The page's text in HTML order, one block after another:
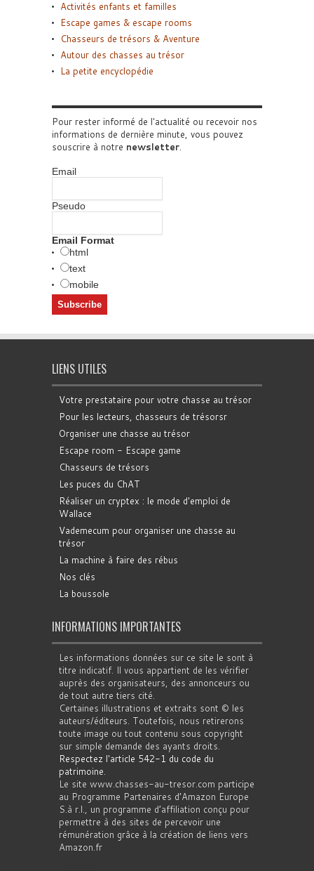
Activités enfants et familles
Escape games & escape rooms
Chasseurs de trésors & Aventure
Autour des chasses au trésor
La petite encyclopédie
Pour rester informé de l'actualité ou recevoir nos
informations de dernière minute, vous pouvez
souscrire à notre newsletter.
Email
Pseudo
Email Format
html
text
mobile
LIENS UTILES
Votre prestataire pour votre chasse au trésor
Pour les lecteurs, chasseurs de trésorsr
Organiser une chasse au trésor
Escape room - Escape game
Chasseurs de trésors
Les puces du ChAT
Réaliser un cryptex : le mode d'emploi de
Wallace
Vademecum pour organiser une chasse au
trésor
La machine à faire des rébus
Nos clés
La boussole
INFORMATIONS IMPORTANTES
Les informations données sur ce site le sont à
titre indicatif. Il vous appartient de les vérifier
auprès des organisateurs, des annonceurs ou
de tout autre tiers cité.
Certaines illustrations et extraits sont © les
auteurs/éditeurs. Toutefois, nous retirerons
toute image ou tout contenu sous copyright
sur simple demande des ayants droits.
Respectez l'article 542-1 du code du
patrimoine.
Le site www.chasses-au-tresor.com participe
au Programme Partenaires d’Amazon Europe
S.à r.l., un programme d’affiliation conçu pour
permettre à des sites de percevoir une
rémunération grâce à la création de liens vers
Amazon.fr